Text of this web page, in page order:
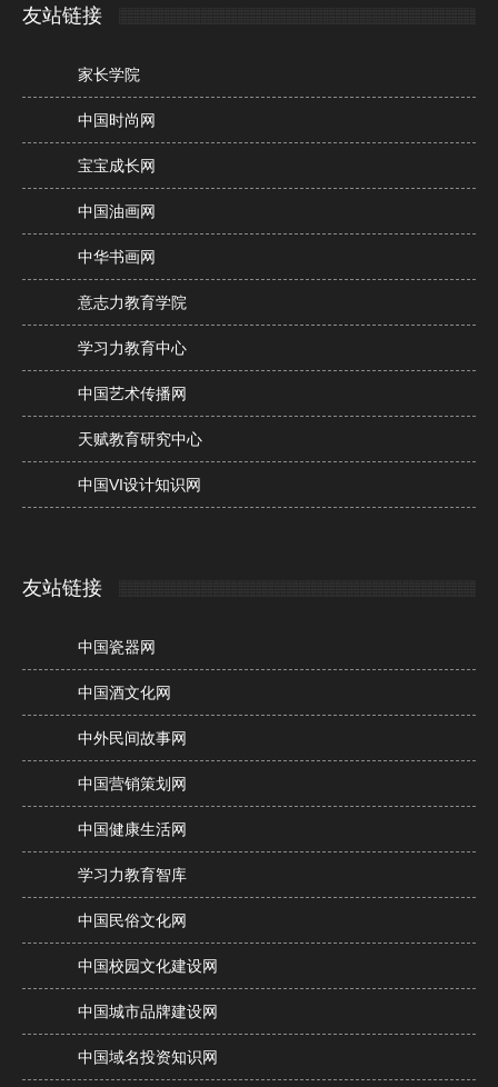
友站链接
家长学院
中国时尚网
宝宝成长网
中国油画网
中华书画网
意志力教育学院
学习力教育中心
中国艺术传播网
天赋教育研究中心
中国VI设计知识网
友站链接
中国瓷器网
中国酒文化网
中外民间故事网
中国营销策划网
中国健康生活网
学习力教育智库
中国民俗文化网
中国校园文化建设网
中国城市品牌建设网
中国域名投资知识网